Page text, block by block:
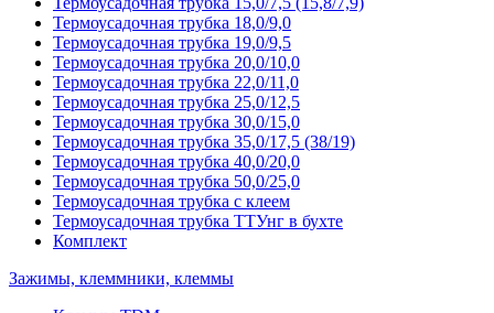
Термоусадочная трубка 18,0/9,0
Термоусадочная трубка 19,0/9,5
Термоусадочная трубка 20,0/10,0
Термоусадочная трубка 22,0/11,0
Термоусадочная трубка 25,0/12,5
Термоусадочная трубка 30,0/15,0
Термоусадочная трубка 35,0/17,5 (38/19)
Термоусадочная трубка 40,0/20,0
Термоусадочная трубка 50,0/25,0
Термоусадочная трубка с клеем
Термоусадочная трубка ТТУнг в бухте
Комплект
Зажимы, клеммники, клеммы